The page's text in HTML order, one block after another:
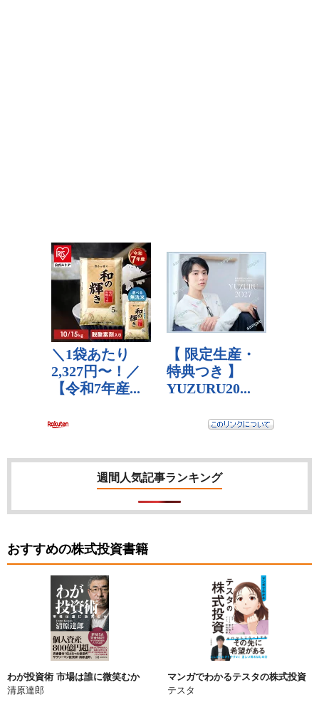
週間人気記事ランキング
おすすめの株式投資書籍
わが投資術 市場は誰に微笑むか
清原達郎
マンガでわかるテスタの株式投資
テスタ